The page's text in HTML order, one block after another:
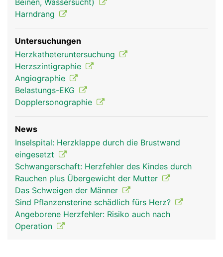
Beinen, Wassersucht)
Harndrang
Untersuchungen
Herzkatheteruntersuchung
Herzszintigraphie
Angiographie
Belastungs-EKG
Dopplersonographie
News
Inselspital: Herzklappe durch die Brustwand
eingesetzt
Schwangerschaft: Herzfehler des Kindes durch
Rauchen plus Übergewicht der Mutter
Das Schweigen der Männer
Sind Pflanzensterine schädlich fürs Herz?
Angeborene Herzfehler: Risiko auch nach
Operation